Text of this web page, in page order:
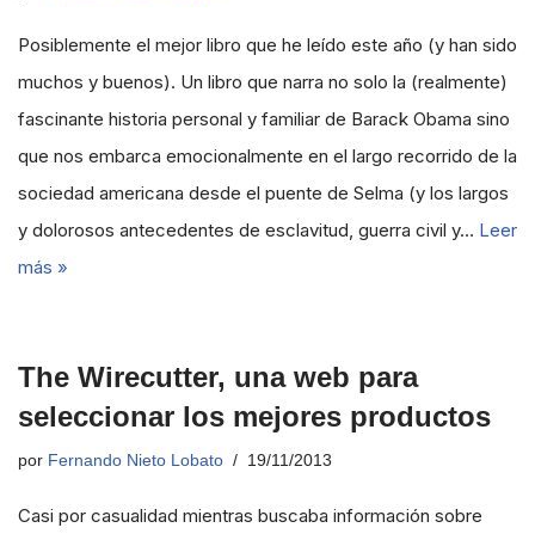
Posiblemente el mejor libro que he leído este año (y han sido
muchos y buenos). Un libro que narra no solo la (realmente)
fascinante historia personal y familiar de Barack Obama sino
que nos embarca emocionalmente en el largo recorrido de la
sociedad americana desde el puente de Selma (y los largos
y dolorosos antecedentes de esclavitud, guerra civil y… Leer
más »
The Wirecutter, una web para
seleccionar los mejores productos
por Fernando Nieto Lobato 19/11/2013
Casi por casualidad mientras buscaba información sobre